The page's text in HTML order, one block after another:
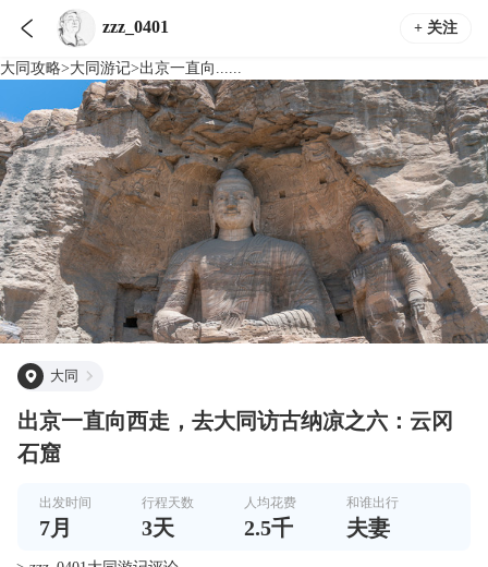
 zzz_0401 + 关注
大同 攻略>大同 游记>出京一直向......
大同
出京一直向西走，去大同访古纳凉之六：云冈
石窟
出发时间
7月
行程天数
3天
人均花费
2.5千
和谁出行
夫妻